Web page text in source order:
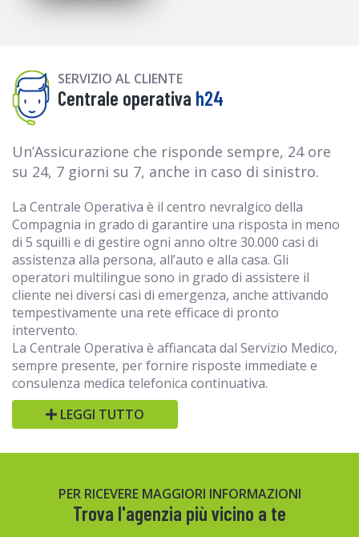
SERVIZIO AL CLIENTE
Centrale operativa h24
Un’Assicurazione che risponde sempre, 24 ore
su 24, 7 giorni su 7, anche in caso di sinistro.
La Centrale Operativa è il centro nevralgico della
Compagnia in grado di garantire una risposta in meno
di 5 squilli e di gestire ogni anno oltre 30.000 casi di
assistenza alla persona, all’auto e alla casa. Gli
operatori multilingue sono in grado di assistere il
cliente nei diversi casi di emergenza, anche attivando
tempestivamente una rete efficace di pronto
intervento.
La Centrale Operativa è affiancata dal Servizio Medico,
sempre presente, per fornire risposte immediate e
consulenza medica telefonica continuativa.
LEGGI TUTTO
PER RICEVERE MAGGIORI INFORMAZIONI
Trova l'agenzia più vicino a te